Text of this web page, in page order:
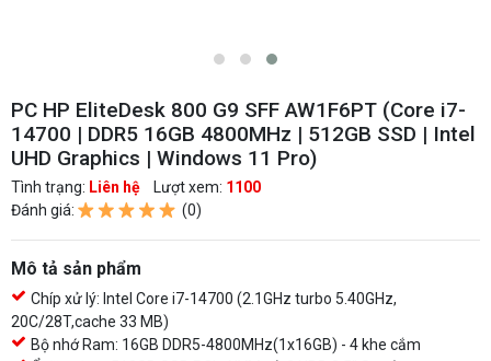
PC HP EliteDesk 800 G9 SFF AW1F6PT (Core i7-
14700 | DDR5 16GB 4800MHz | 512GB SSD | Intel
UHD Graphics | Windows 11 Pro)
Tình trạng: Liên hệ Lượt xem: 1100
Đánh giá:
(0)
Mô tả sản phẩm
Chíp xử lý: Intel Core i7-14700 (2.1GHz turbo 5.40GHz,
20C/28T,cache 33 MB)
Bộ nhớ Ram: 16GB DDR5-4800MHz(1x16GB) - 4 khe cắm